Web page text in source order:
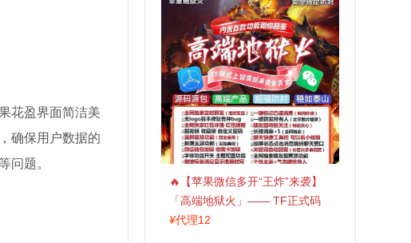
花盈界面简洁美
确保用户数据的
问题。
🔥【苹果微信多开“王炸”来袭】
「高端地狱火」—— TF正式码
+斗战神8073包，7天退换，安全
¥代理12